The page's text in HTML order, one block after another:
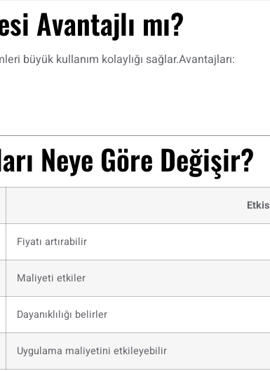
Avantajlı mı?
büyük kullanım kolaylığı sağlar.Avantajları:
Neye Göre Değişir?
Fiyatı artırabilir
Maliyeti etkiler
Dayanıklılığı belirler
Uygulama maliyetini etkileyebilir